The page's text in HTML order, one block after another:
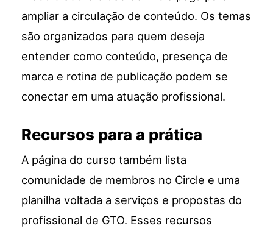
ampliar a circulação de conteúdo. Os temas
são organizados para quem deseja
entender como conteúdo, presença de
marca e rotina de publicação podem se
conectar em uma atuação profissional.
Recursos para a prática
A página do curso também lista
comunidade de membros no Circle e uma
planilha voltada a serviços e propostas do
profissional de GTO. Esses recursos